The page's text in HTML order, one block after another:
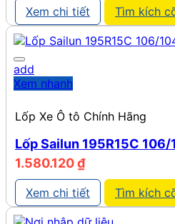
Xem chi tiết Tìm kích
add
Xem nhanh
Lốp Xe Ô tô Chính Hãng
Lốp Sailun 195R15C 106/
1.580.120₫
Xem chi tiết Tìm kích